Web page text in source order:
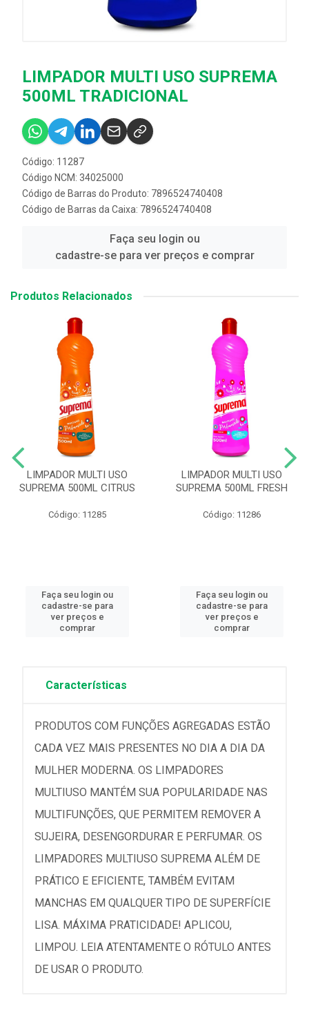
LIMPADOR MULTI USO SUPREMA
500ML TRADICIONAL
Código: 11287
Código NCM: 34025000
Código de Barras do Produto: 7896524740408
Código de Barras da Caixa: 7896524740408
Faça seu login ou
cadastre-se para ver preços e comprar
Produtos Relacionados
LIMPADOR MULTI USO
SUPREMA 500ML CITRUS
Código: 11285
Faça seu login ou
cadastre-se para
ver preços e
comprar
LIMPADOR MULTI USO
SUPREMA 500ML FRESH
Código: 11286
Faça seu login ou
cadastre-se para
ver preços e
comprar
Características
PRODUTOS COM FUNÇÕES AGREGADAS ESTÃO
CADA VEZ MAIS PRESENTES NO DIA A DIA DA
MULHER MODERNA. OS LIMPADORES
MULTIUSO MANTÉM SUA POPULARIDADE NAS
MULTIFUNÇÕES, QUE PERMITEM REMOVER A
SUJEIRA, DESENGORDURAR E PERFUMAR. OS
LIMPADORES MULTIUSO SUPREMA ALÉM DE
PRÁTICO E EFICIENTE, TAMBÉM EVITAM
MANCHAS EM QUALQUER TIPO DE SUPERFÍCIE
LISA. MÁXIMA PRATICIDADE! APLICOU,
LIMPOU. LEIA ATENTAMENTE O RÓTULO ANTES
DE USAR O PRODUTO.